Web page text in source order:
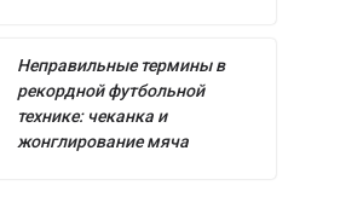
Неправильные термины в
рекордной футбольной
технике: чеканка и
жонглирование мяча